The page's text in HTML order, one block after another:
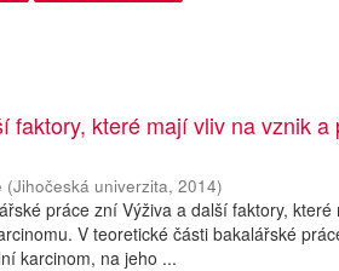
faktory, které mají vliv na vznik
(Jihočeská univerzita,2014)
práce zní Výživa a další faktory,
V teoretické části bakalářské
karcinom, na jeho ...